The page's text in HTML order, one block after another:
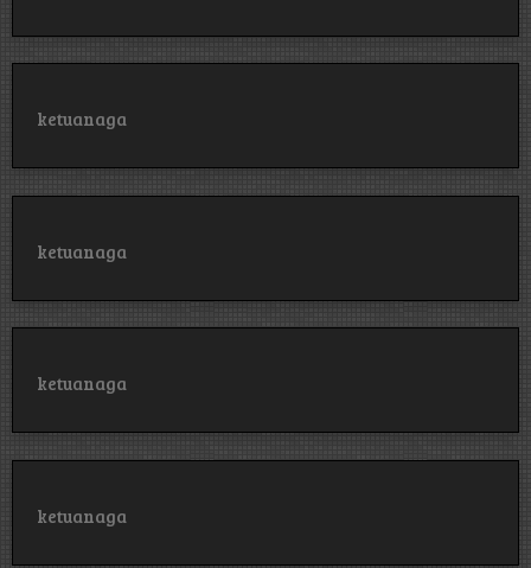
ketuanaga
ketuanaga
ketuanaga
ketuanaga